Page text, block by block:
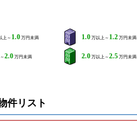
上～ 1.0 万円未満 1.0 万以上～ 1.2 万円未満
2.0 万円未満 2.0 万以上～ 2.5 万円未満
件リスト